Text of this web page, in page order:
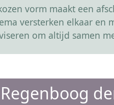
vorm maakt een
versterken elkaar en
om altijd samen
Regenboog